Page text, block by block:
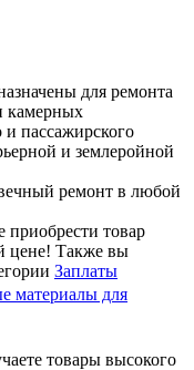
для ремонта
камерных
пассажирского
и землеройной
ремонт в любой
товар
цене! Также вы
Заплаты
материалы для
товары высокого